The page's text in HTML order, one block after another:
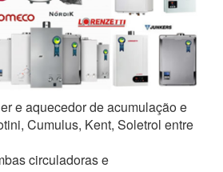
e aquecedor de acumulação e
Cumulus, Kent, Soletrol entre
circuladoras e